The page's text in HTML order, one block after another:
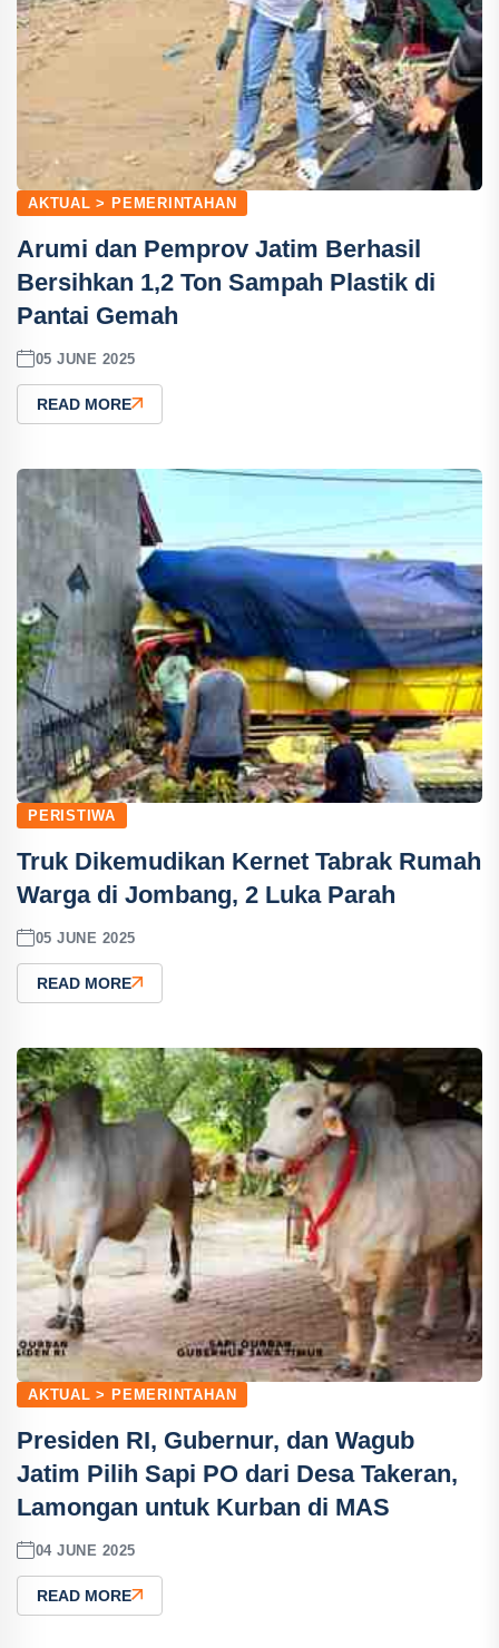
AKTUAL > PEMERINTAHAN
Arumi dan Pemprov Jatim Berhasil
Bersihkan 1,2 Ton Sampah Plastik di
Pantai Gemah
05 JUNE 2025
READ MORE
PERISTIWA
Truk Dikemudikan Kernet Tabrak Rumah
Warga di Jombang, 2 Luka Parah
05 JUNE 2025
READ MORE
AKTUAL > PEMERINTAHAN
Presiden RI, Gubernur, dan Wagub
Jatim Pilih Sapi PO dari Desa Takeran,
Lamongan untuk Kurban di MAS
04 JUNE 2025
READ MORE